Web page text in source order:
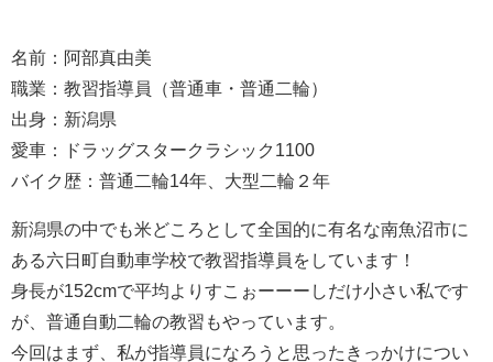
名前：阿部真由美
職業：教習指導員（普通車・普通二輪）
出身：新潟県
愛車：ドラッグスタークラシック1100
バイク歴：普通二輪14年、大型二輪２年
新潟県の中でも米どころとして全国的に有名な南魚沼市に
ある六日町自動車学校で教習指導員をしています！
身長が152cmで平均よりすこぉーーーしだけ小さい私です
が、普通自動二輪の教習もやっています。
今回はまず、私が指導員になろうと思ったきっかけについ